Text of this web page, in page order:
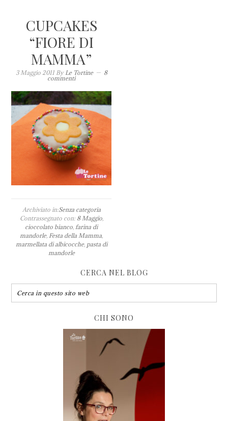
CUPCAKES
“FIORE DI
MAMMA”
3 Maggio 2011ByLe Tortine 8
commenti
Archiviato in:Senza categoria
Contrassegnato con: 8 Maggio,
cioccolato bianco farina di
mandorle, Festa della Mamma
marmellata di albicocche, pasta di
mandorle
CERCA NEL BLOG
CHI SONO